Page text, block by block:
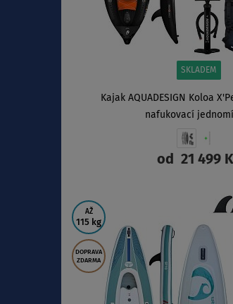
SKLADEM
Kajak AQUADESIGN Koloa
nafukovací
od 21 499
AŽ
115 kg
DOPRAVA
ZDARMA